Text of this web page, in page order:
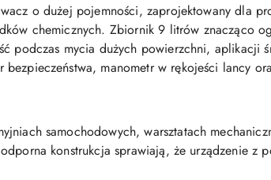
o dużej pojemności, zaprojektowany dla
chemicznych. Zbiornik 9 litrów znacząco
podczas mycia dużych powierzchni,
manometr w rękojeści lancy
samochodowych, warsztatach
konstrukcja sprawiają, że urządzenie z